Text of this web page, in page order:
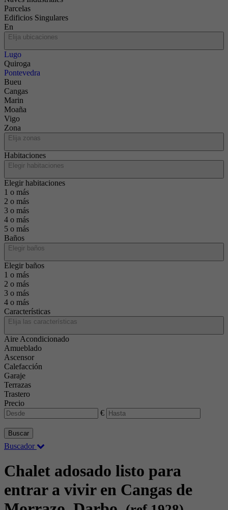
Parcelas
Edificios Singulares
En
Elija ubicaciones
Lugo
Quiroga
Pontevedra
Bueu
Cangas
Marin
Moaña
Vigo
Zona
Elija zonas
Habitaciones
Elegir habitaciones
Elegir habitaciones
1 o más
2 o más
3 o más
4 o más
5 o más
Baños
Elegir baños
Elegir baños
1 o más
2 o más
3 o más
4 o más
Características
Elija las características
Aire Acondicionado
Amueblado
Ascensor
Calefacción
Garaje
Terrazas
Trastero
Precio
€
Buscar
Buscador
Chalet adosado listo para
entrar a vivir en Cangas de